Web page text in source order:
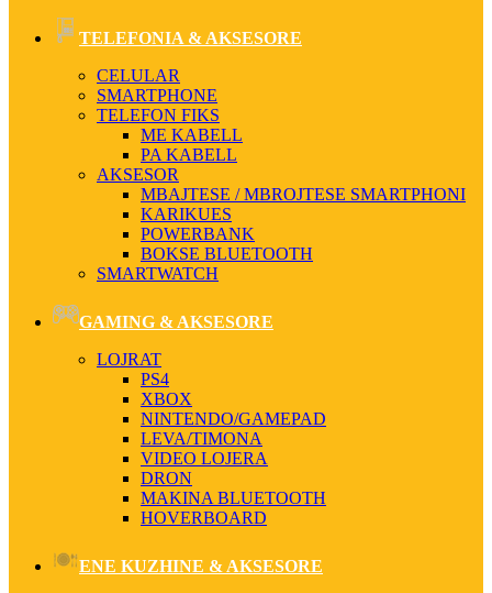
TELEFONIA & AKSESORE
CELULAR
SMARTPHONE
TELEFON FIKS
ME KABELL
PA KABELL
AKSESOR
MBAJTESE / MBROJTESE SMARTPHONI
KARIKUES
POWERBANK
BOKSE BLUETOOTH
SMARTWATCH
GAMING & AKSESORE
LOJRAT
PS4
XBOX
NINTENDO/GAMEPAD
LEVA/TIMONA
VIDEO LOJERA
DRON
MAKINA BLUETOOTH
HOVERBOARD
ENE KUZHINE & AKSESORE